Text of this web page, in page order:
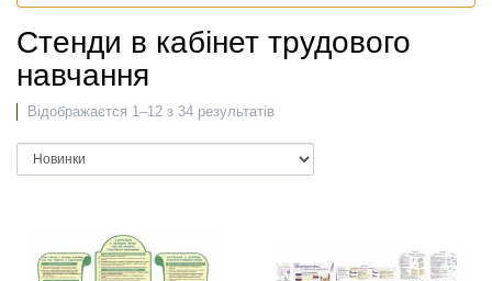
Стенди в кабінет трудового
навчання
Відображаєтся 1–12 з 34 результатів